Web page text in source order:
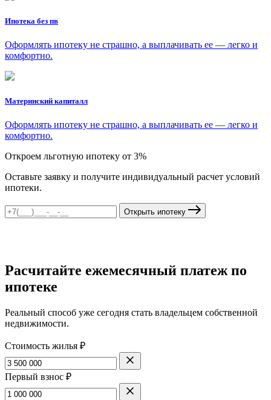
Ипотека без пв
Оформлять ипотеку не страшно, а выплачивать ее — легко и
комфортно.
Материнский капиталл
Оформлять ипотеку не страшно, а выплачивать ее — легко и
комфортно.
Откроем льготную ипотеку от 3%
Оставьте заявку и получите индивидуальный расчет условий
ипотеки.
Открыть ипотеку
Расчитайте ежемесячный платеж по
ипотеке
Реальный способ уже сегодня стать владельцем собственной
недвижимости.
Стоимость жилья ₽
Первый взнос ₽